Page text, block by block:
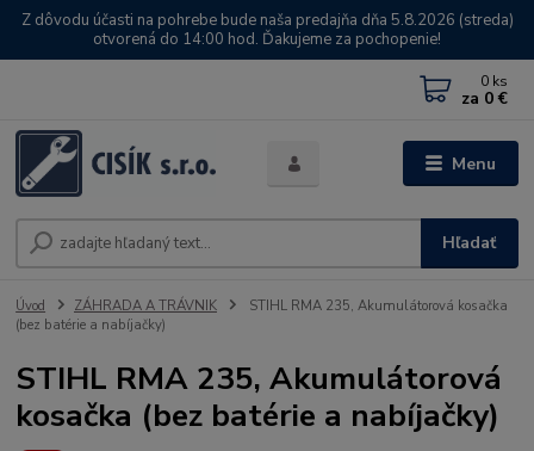
Z dôvodu účasti na pohrebe bude naša predajňa dňa 5.8.2026 (streda)
otvorená do 14:00 hod. Ďakujeme za pochopenie!
Menu
Hľadať
0 ks
za 0 €
Úvod ZÁHRADA A TRÁVNIK
STIHL RMA 235, Akumulátorová kosačka
(bez batérie a nabíjačky)
STIHL RMA 235, Akumulátorová
kosačka (bez batérie a nabíjačky)